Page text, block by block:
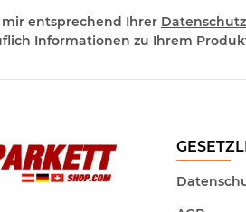
entsprechend Ihrer
Informationen zu Ihrem